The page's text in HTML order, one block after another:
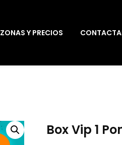
ZONAS Y PRECIOS
Box Vip 1